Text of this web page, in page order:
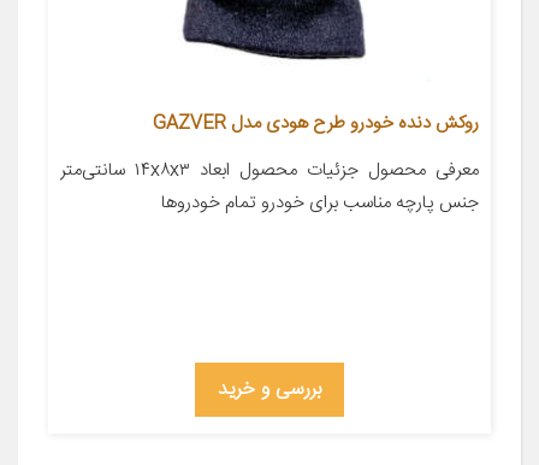
روکش دنده خودرو طرح هودی مدل GAZVER
معرفی محصول جزئیات محصول ابعاد ۱۴x۸x۳ سانتی‌متر
جنس پارچه مناسب برای خودرو تمام خودروها
بررسی و خرید